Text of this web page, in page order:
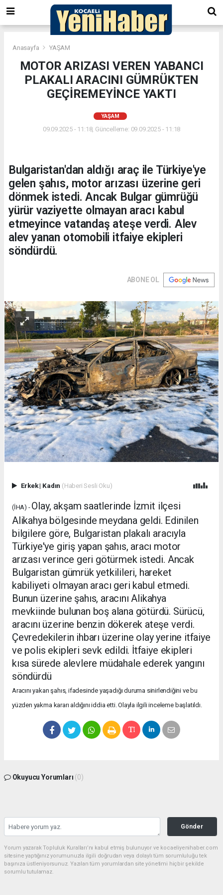
Anasayfa YAŞAM
MOTOR ARIZASI VEREN YABANCI
PLAKALI ARACINI GÜMRÜKTEN
GEÇİREMEYİNCE YAKTI
YAŞAM
09.09.2025 - 11:18, Güncelleme: 09.09.2025 - 11:18
Bulgaristan'dan aldığı araç ile Türkiye'ye
gelen şahıs, motor arızası üzerine geri
dönmek istedi. Ancak Bulgar gümrüğü
yürür vaziyette olmayan aracı kabul
etmeyince vatandaş ateşe verdi. Alev
alev yanan otomobili itfaiye ekipleri
söndürdü.
ABONE OL
Erkek| Kadın (Haberi Sesli Oku)
(İHA) - Olay, akşam saatlerinde İzmit ilçesi
Alikahya bölgesinde meydana geldi. Edinilen
bilgilere göre, Bulgaristan plakalı aracıyla
Türkiye'ye giriş yapan şahıs, aracı motor
arızası verince geri götürmek istedi. Ancak
Bulgaristan gümrük yetkilileri, hareket
kabiliyeti olmayan aracı geri kabul etmedi.
Bunun üzerine şahıs, aracını Alikahya
mevkiinde bulunan boş alana götürdü. Sürücü,
aracını üzerine benzin dökerek ateşe verdi.
Çevredekilerin ihbarı üzerine olay yerine itfaiye
ve polis ekipleri sevk edildi. İtfaiye ekipleri
kısa sürede alevlere müdahale ederek yangını
söndürdü
Aracını yakan şahıs, ifadesinde yaşadığı duruma sinirlendiğini ve bu
yüzden yakma kararı aldığını iddia etti. Olayla ilgili inceleme başlatıldı.
Okuyucu Yorumları (0)
Gönder
Yorum yazarak Topluluk Kuralları’nı kabul etmiş bulunuyor ve kocaeliyenihaber.com
sitesine yaptığınız yorumunuzla ilgili doğrudan veya dolaylı tüm sorumluluğu tek
başınıza üstleniyorsunuz. Yazılan tüm yorumlardan site yönetimi hiçbir şekilde
sorumlu tutulamaz.